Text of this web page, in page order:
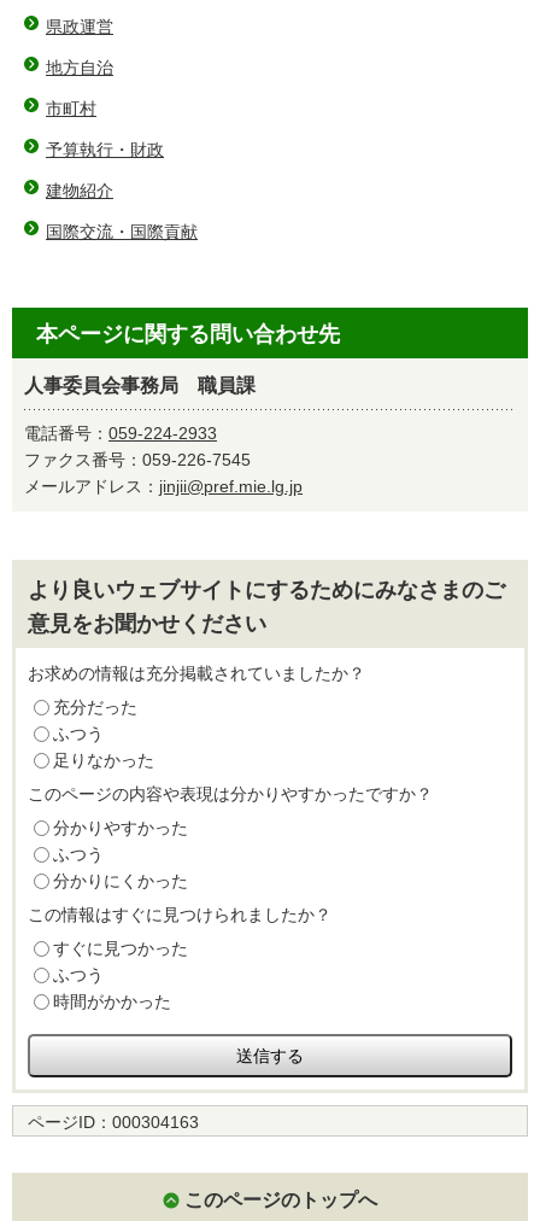
県政運営
地方自治
市町村
予算執行・財政
建物紹介
国際交流・国際貢献
本ページに関する問い合わせ先
人事委員会事務局 職員課
電話番号： 059-224-2933
ファクス番号：059-226-7545
メールアドレス： jinjii@pref.mie.lg.jp
より良いウェブサイトにするためにみなさまのご
意見をお聞かせください
お求めの情報は充分掲載されていましたか？
充分だった
ふつう
足りなかった
このページの内容や表現は分かりやすかったですか？
分かりやすかった
ふつう
分かりにくかった
この情報はすぐに見つけられましたか？
すぐに見つかった
ふつう
時間がかかった
ページID： 000304163
このページのトップへ